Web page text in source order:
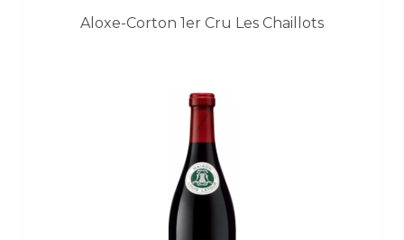
Aloxe-Corton 1er Cru Les Chaillots